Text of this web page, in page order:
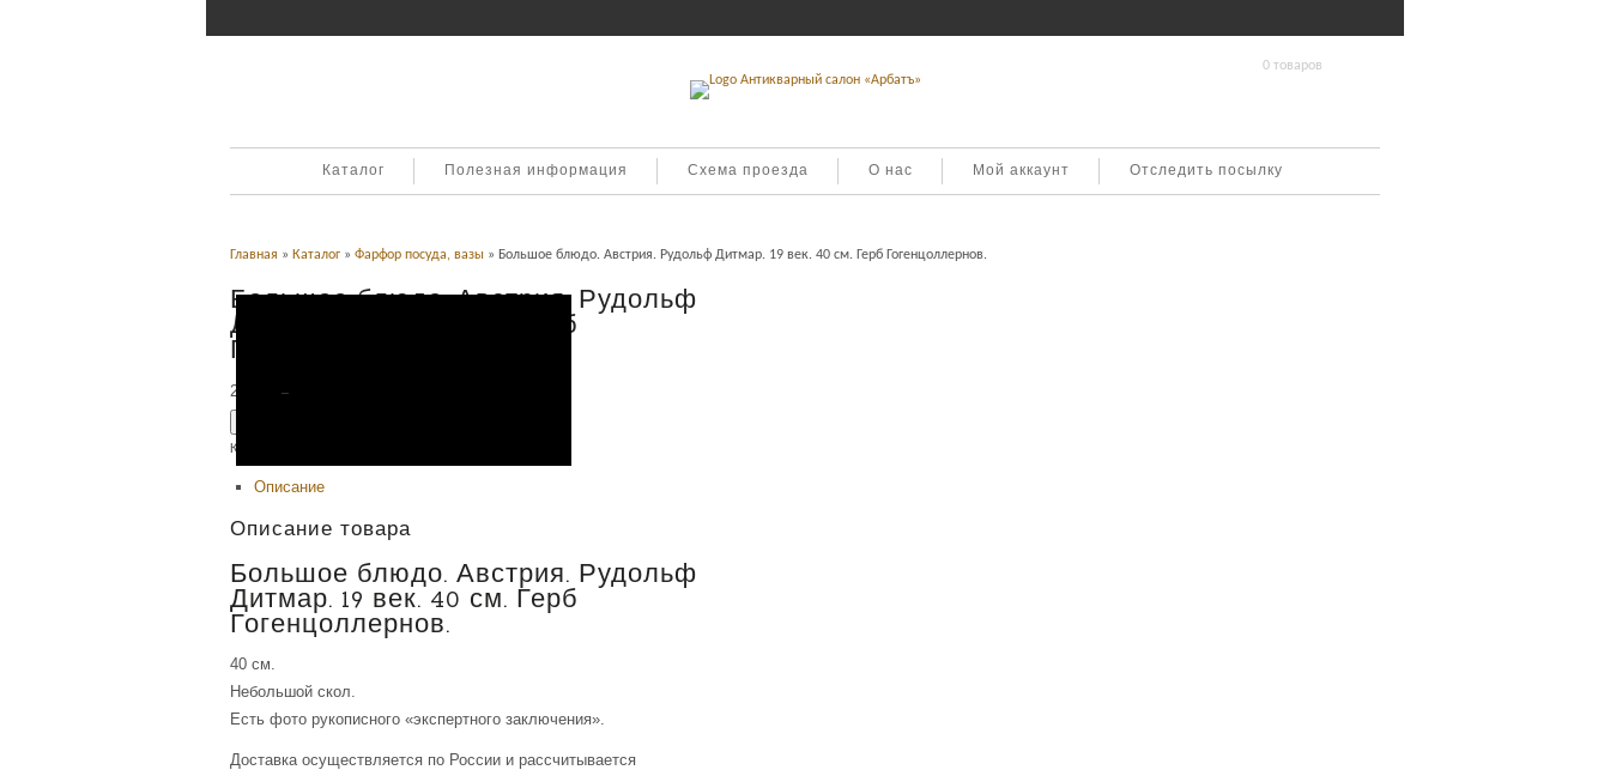
0 товаров
Каталог Полезная информация Схема проезда О нас Мой аккаунт Отследить посылку
Главная » Каталог » Фарфор посуда, вазы » Большое блюдо. Австрия. Рудольф Дитмар. 19 век. 40 см. Герб Гогенцоллернов.
Большое блюдо. Австрия. Рудольф
Дитмар. 19 век. 40 см. Герб
Гогенцоллернов.
20,000 Р
Категория:
Описание
Описание товара
Большое блюдо. Австрия. Рудольф
Дитмар. 19 век. 40 см. Герб
Гогенцоллернов.
40 см.
Небольшой скол.
Есть фото рукописного «экспертного заключения».
Доставка осуществляется по России и рассчитывается